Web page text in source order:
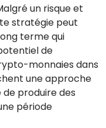
un risque et
stratégie peut
terme qui
de
monnaies dans
une approche
produire des
période